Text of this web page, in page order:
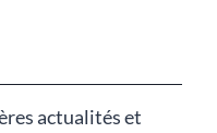
actualités et